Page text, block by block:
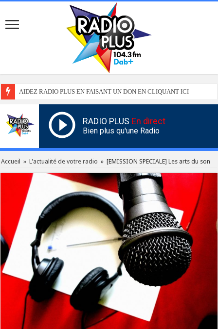
AIDEZ RADIO PLUS EN FAISANT UN DON EN CLIQUANT ICI
RADIO PLUS En direct
Bien plus qu'une Radio
Accueil » L'actualité de votre radio » [EMISSION SPECIALE] Les arts du son